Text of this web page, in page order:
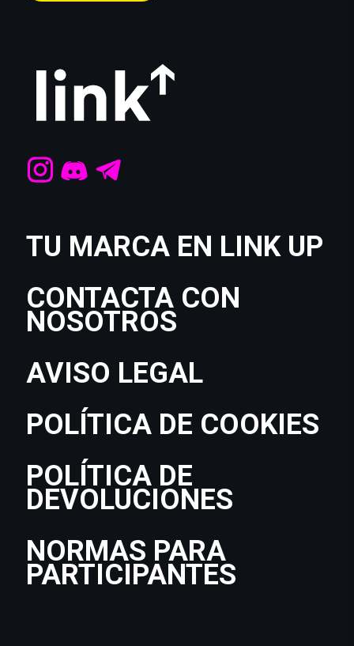
TU MARCA EN LINK UP
CONTACTA CON
NOSOTROS
AVISO LEGAL
POLÍTICA DE COOKIES
POLÍTICA DE
DEVOLUCIONES
NORMAS PARA
PARTICIPANTES